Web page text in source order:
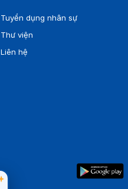
Tuyển dụng nhân sự
Thư viện
Liên hệ